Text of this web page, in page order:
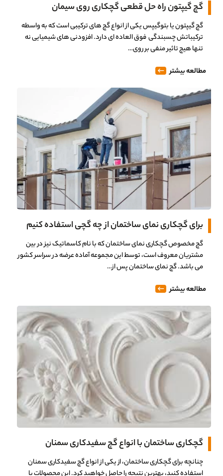
گچ گیپتون راه حل قطعی گچکاری روی سیمان
گچ گیپتون یا بتوگیپس یکی از انواع گچ های ترکیبی است که به واسطه
ترکیباتش چسبندگی فوق العاده ای دارد. افزودنی های شیمیایی نه
تنها هیچ تاثیر منفی بر روی…
مطالعه بیشتر
برای گچکاری نمای ساختمان از چه گچی استفاده کنیم
گچ مخصوص گچکاری نمای ساختمان که با نام کاسماتیک نیز در بین
مشتریان معروف است، توسط این مجموعه آماده عرضه در سراسر کشور
می باشد. گچ نمای ساختمان پس از…
مطالعه بیشتر
گچکاری ساختمان با انواع گچ سفیدکاری سمنان
چنانچه برای گچکاری ساختمان، از یکی از انواع گچ سفیدکاری سمنان